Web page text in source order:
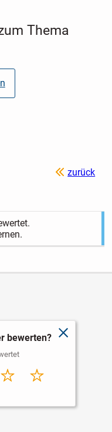
Thema
zurück
schließen
bewerten?